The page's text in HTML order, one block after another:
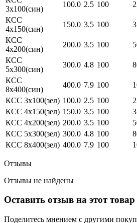
3х100(син)
100.0 2.5 100
КСС
4х150(син)
150.0 3.5 100
КСС
4х200(син)
200.0 3.5 100
КСС
5х300(син)
300.0 4.8 100
КСС
8х400(син)
400.0 7.9 100
КСС 3х100(зел) 100.0 2.5 100
КСС 4х150(зел) 150.0 3.5 100
КСС 4х200(зел) 200.0 3.5 100
КСС 5х300(зел) 300.0 4.8 100
КСС 8х400(зел) 400.0 7.9 100
Отзывы
Отзывы не найдены
Оставить отзыв на этот товар
Поделитесь мнением с другими